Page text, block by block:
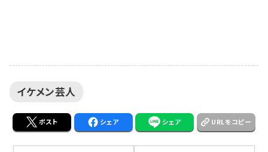
イケメン芸人
ポスト シェア シェア URLをコピー